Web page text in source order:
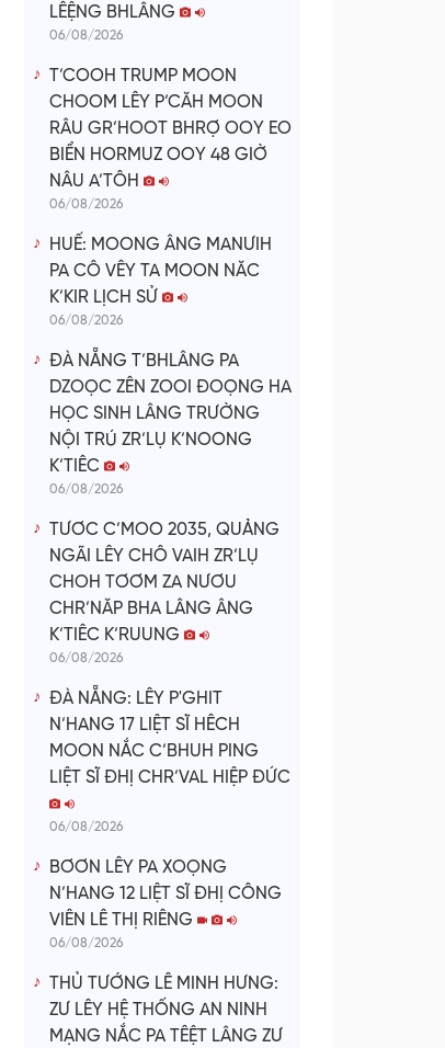
LÊỆNG BHLÂNG
06/08/2026
T’COOH TRUMP MOON
CHOOM LÊY P’CĂH MOON
RÂU GR’HOOT BHRỢ OOY EO
BIỂN HORMUZ OOY 48 GIỜ
NÂU A’TÔH
06/08/2026
HUẾ: MOONG ÂNG MANƯIH
PA CÔ VÊY TA MOON NĂC
K’KIR LỊCH SỬ
06/08/2026
ĐÀ NẴNG T’BHLÂNG PA
DZOỌC ZÊN ZOOI ĐOỌNG HA
HỌC SINH LÂNG TRƯỜNG
NỘI TRÚ ZR’LỤ K’NOONG
K’TIÊC
06/08/2026
TƯƠC C’MOO 2035, QUẢNG
NGÃI LÊY CHÔ VAIH ZR’LỤ
CHOH TƠƠM ZA NƯƠU
CHR’NĂP BHA LÂNG ÂNG
K’TIÊC K’RUUNG
06/08/2026
ĐÀ NẴNG: LÊY P'GHIT
N’HANG 17 LIỆT SĨ HÊCH
MOON NẮC C’BHUH PING
LIỆT SĨ ĐHỊ CHR’VAL HIỆP ĐỨC
06/08/2026
BƠƠN LÊY PA XOỌNG
N’HANG 12 LIỆT SĨ ĐHỊ CÔNG
VIÊN LÊ THỊ RIÊNG
06/08/2026
THỦ TƯỚNG LÊ MINH HƯNG:
ZƯ LÊY HỆ THỐNG AN NINH
MẠNG NẮC PA TÊỆT LÂNG ZƯ